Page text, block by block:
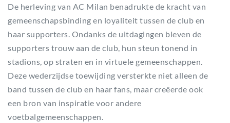
De herleving van AC Milan benadrukte de kracht van
gemeenschapsbinding en loyaliteit tussen de club en
haar supporters. Ondanks de uitdagingen bleven de
supporters trouw aan de club, hun steun tonend in
stadions, op straten en in virtuele gemeenschappen.
Deze wederzijdse toewijding versterkte niet alleen de
band tussen de club en haar fans, maar creëerde ook
een bron van inspiratie voor andere
voetbalgemeenschappen.